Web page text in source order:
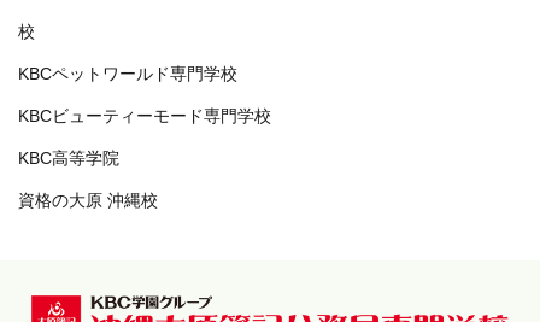
校
KBCペットワールド専門学校
KBCビューティーモード専門学校
KBC高等学院
資格の大原 沖縄校